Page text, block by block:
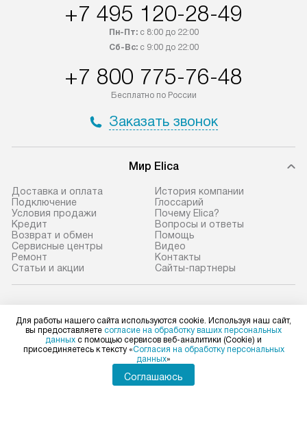
+7 495 120-28-49
Пн-Пт:с 8:00 до 22:00
Сб-Вс:с 9:00 до 22:00
+7 800 775-76-48
Бесплатно по России
Заказать звонок
Мир Elica
Доставка и оплата
Подключение
Условия продажи
Кредит
Возврат и обмен
Сервисные центры
Ремонт
Статьи и акции
История компании
Глоссарий
Почему Elica?
Вопросы и ответы
Помощь
Видео
Контакты
Сайты-партнеры
Для физических лиц
shop@elicahome.ru
Для работы нашего сайта используются cookie. Используя наш сайт,
вы предоставляете согласие на обработку ваших персональных
данных с помощью сервисов веб-аналитики (Cookie) и
присоединяетесь к тексту «Согласия на обработку персональных
данных»
Соглашаюсь